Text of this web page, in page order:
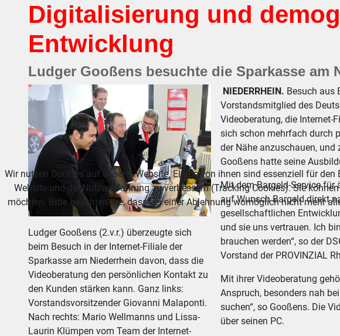
Digitalisierung und
Entwicklung
Ludger Gooßens besuchte die Sparkasse am
Ludger Gooßens (2.v.r.) überzeugte sich
beim Besuch in der Internet-Filiale der
Sparkasse am Niederrhein davon, dass die
Videoberatung den persönlichen Kontakt zu
den Kunden stärken kann. Ganz links:
Vorstandsvorsitzender Giovanni Malaponti.
Nach rechts: Mario Wellmanns und Lissa-
Laurin Klümpen vom Team der Internet-
NIEDERRHEIN. Besuch aus
Vorstandsmitglied des
Videoberatung, die Internet-
sich schon mehrfach durch
der Nähe anzuschauen, und
Gooßens hatte seine
Mit dem Bargeld-Service für
auf Wunsch Bargeld direkt
gesellschaftlichen
und sie uns vertrauen. Ich
brauchen werden“, so der
Vorstand der PROVINZIAL
Mit ihrer Videoberatung
Anspruch, besonders nah
suchen“, so Gooßens. Die
über seinen PC.
Wir nutzen Cookies auf unserer Website. Einige von ihnen sind essenziell für
Website und die Nutzererfahrung zu verbessern (Tracking Cookies). Sie
möchten. Bitte beachten Sie, dass bei einer Ablehnung womöglich nicht mehr